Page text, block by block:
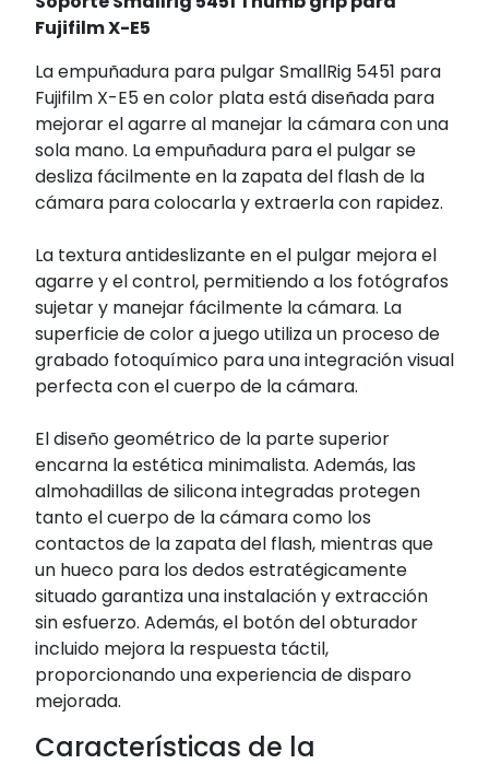
Fujifilm X-E5
La empuñadura para pulgar SmallRig 5451 para
Fujifilm X-E5 en color plata está diseñada para
mejorar el agarre al manejar la cámara con una
sola mano. La empuñadura para el pulgar se
desliza fácilmente en la zapata del flash de la
cámara para colocarla y extraerla con rapidez.
La textura antideslizante en el pulgar mejora el
agarre y el control, permitiendo a los fotógrafos
sujetar y manejar fácilmente la cámara. La
superficie de color a juego utiliza un proceso de
grabado fotoquímico para una integración visual
perfecta con el cuerpo de la cámara.
El diseño geométrico de la parte superior
encarna la estética minimalista. Además, las
almohadillas de silicona integradas protegen
tanto el cuerpo de la cámara como los
contactos de la zapata del flash, mientras que
un hueco para los dedos estratégicamente
situado garantiza una instalación y extracción
sin esfuerzo. Además, el botón del obturador
incluido mejora la respuesta táctil,
proporcionando una experiencia de disparo
mejorada.
Características de la